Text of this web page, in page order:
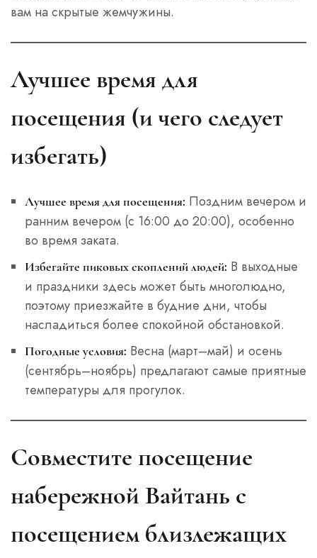
вам на скрытые жемчужины.
Лучшее время для
посещения (и чего следует
избегать)
Лучшее время для посещения: Поздним вечером и
ранним вечером (с 16:00 до 20:00), особенно
во время заката.
Избегайте пиковых скоплений людей: В выходные
и праздники здесь может быть многолюдно,
поэтому приезжайте в будние дни, чтобы
насладиться более спокойной обстановкой.
Погодные условия: Весна (март–май) и осень
(сентябрь–ноябрь) предлагают самые приятные
температуры для прогулок.
Совместите посещение
набережной Вайтань с
посещением близлежащих